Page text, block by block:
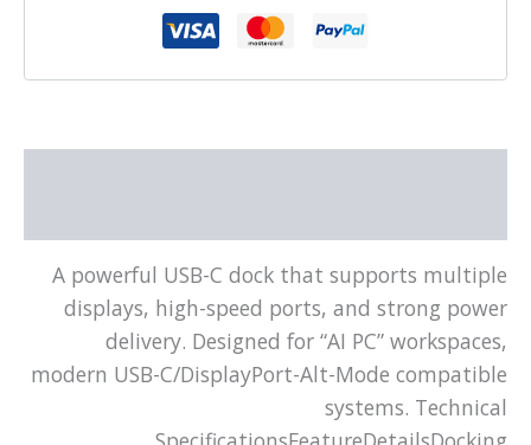
A powerful USB-C dock that supports multiple
displays, high-speed ports, and strong power
delivery. Designed for “AI PC” workspaces,
modern USB-C/DisplayPort-Alt-Mode compatible
systems. Technical